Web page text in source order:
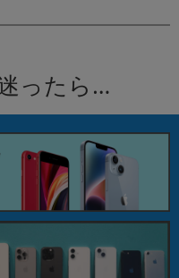
ったら…